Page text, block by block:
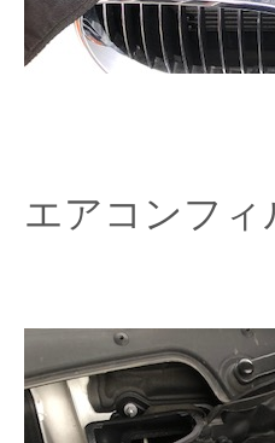
エアコンフ